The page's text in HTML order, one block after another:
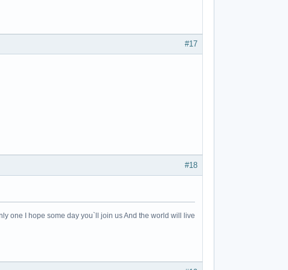
#17
#18
one I hope some day you`ll join us And the world will live